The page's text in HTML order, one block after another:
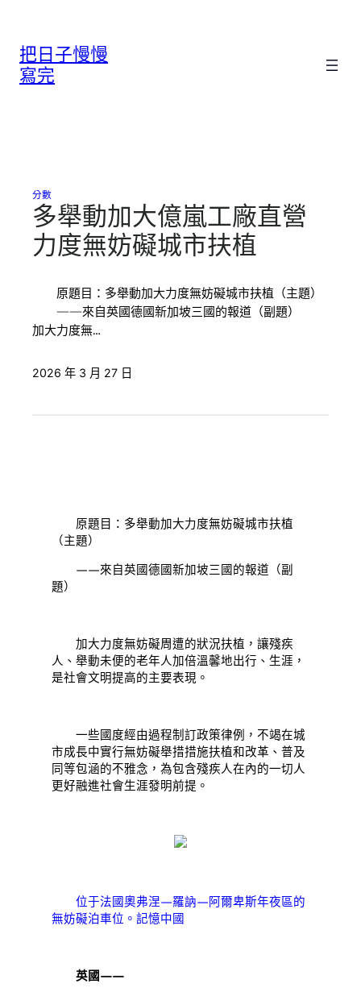
把日子慢慢
寫完
分數
多舉動加大億嵐工廠直營
力度無妨礙城市扶植
原題目：多舉動加大力度無妨礙城市扶植（主題）
——來自英國德國新加坡三國的報道（副題）
加大力度無…
2026 年 3 月 27 日
原題目：多舉動加大力度無妨礙城市扶植
（主題）
——來自英國德國新加坡三國的報道（副
題）
加大力度無妨礙周遭的狀況扶植，讓殘疾
人、舉動未便的老年人加倍溫馨地出行、生涯，
是社會文明提高的主要表現。
一些國度經由過程制訂政策律例，不竭在城
市成長中實行無妨礙舉措措施扶植和改革、普及
同等包涵的不雅念，為包含殘疾人在內的一切人
更好融進社會生涯發明前提。
位于法國奧弗涅—羅訥—阿爾卑斯年夜區的
無妨礙泊車位。記憶中國
英國——